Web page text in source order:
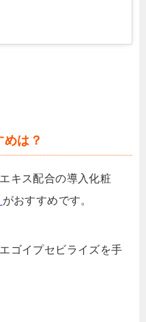
は？
キス配合の導入化粧
がおすすめです。
ゴイプセビライズを手